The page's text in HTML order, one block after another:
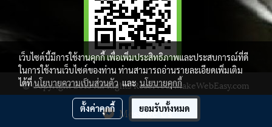
Message Us
© Copyright 2015 All Rights Reserved. MakeWebEasy.com
ผู้เข้าชมวันนี้ 1,979
เว็บไซต์นี้มีการใช้งานคุกกี้ เพื่อเพิ่มประสิทธิภาพและประสบการณ์ที่ดี
ในการใช้งานเว็บไซต์ของท่าน ท่านสามารถอ่านรายละเอียดเพิ่มเติม
ได้ที่นโยบายความเป็นส่วนตัวและนโยบายคุกกี้
ตั้งค่าคุกกี้ ยอมรับทั้งหมด